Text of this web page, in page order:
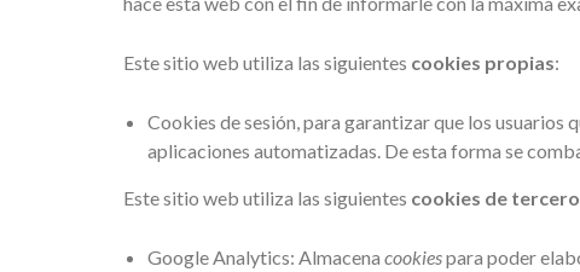
Este sitio web utiliza las siguientes cookies propias:
Cookies de sesión, para garantizar que los usuarios
aplicaciones automatizadas. De esta forma se
Este sitio web utiliza las siguientes cookies de
Google Analytics: Almacena cookiespara poder